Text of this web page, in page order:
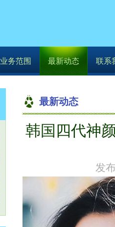
业务范围 最新动态 联系
最新动态
你的位置：
韩国四代神
发